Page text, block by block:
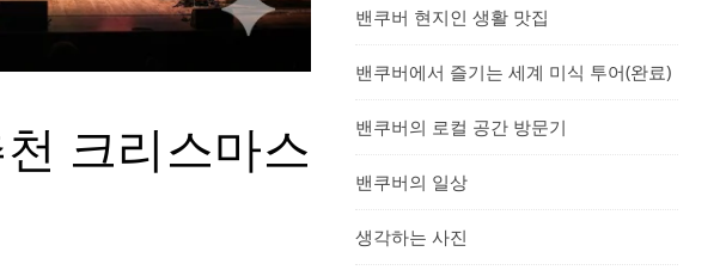
크리스마스
밴쿠버 현지인 생활 맛집
밴쿠버에서 즐기는 세계 미식 투어(완료)
밴쿠버의 로컬 공간 방문기
밴쿠버의 일상
생각하는 사진